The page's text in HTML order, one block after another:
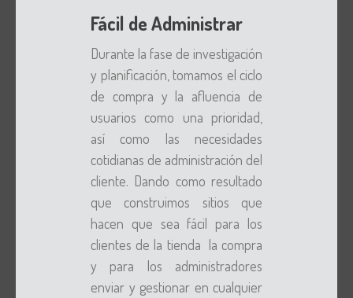
Fácil de Administrar
Durante la fase de investigación
y planificación, tomamos el ciclo
de compra y la afluencia de
usuarios como una prioridad,
así como las necesidades
cotidianas de administración del
cliente. Dando como resultado
que construimos sitios que
hacen que sea fácil para los
clientes de la tienda la compra
y para los administradores
enviar y gestionar en cualquier